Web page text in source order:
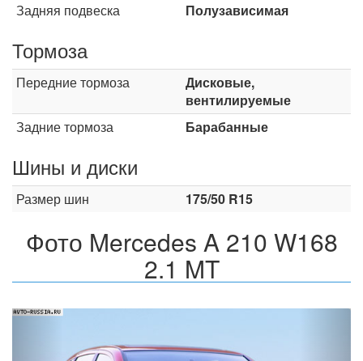
Задняя подвеска Полузависимая
Тормоза
Передние тормоза
Дисковые,
вентилируемые
Задние тормоза
Барабанные
Шины и диски
Размер шин 175/50 R15
Фото Mercedes A 210 W168
2.1 MT
Назад